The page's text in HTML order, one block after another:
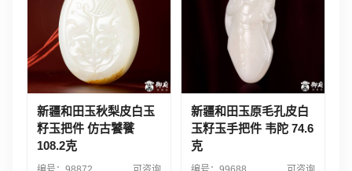
新疆和田玉秋梨皮白玉
籽玉把件 仿古饕餮
108.2克
新疆和田玉原毛孔皮白
玉籽玉手把件 韦陀 74.6
克